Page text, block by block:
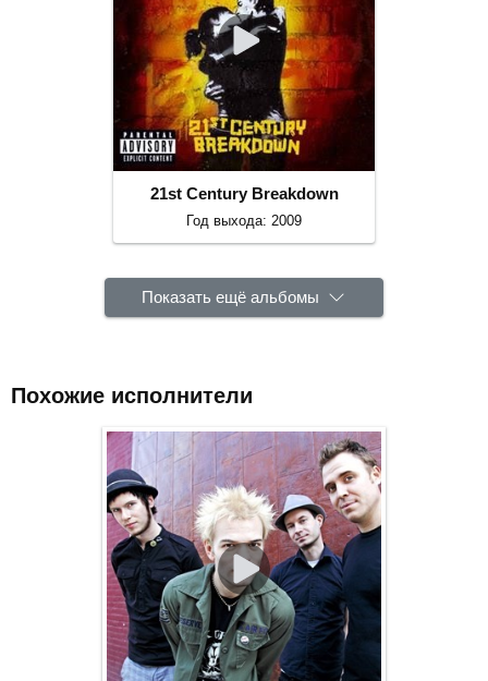
21st Century Breakdown
Год выхода: 2009
Показать ещё альбомы
Похожие исполнители